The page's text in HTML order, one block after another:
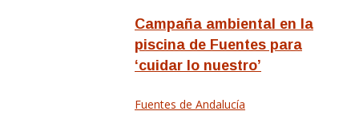
Campaña ambiental en la
piscina de Fuentes para
‘cuidar lo nuestro’
Fuentes de Andalucía